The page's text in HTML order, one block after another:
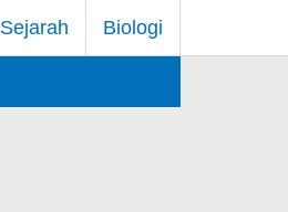
Sejarah Biologi